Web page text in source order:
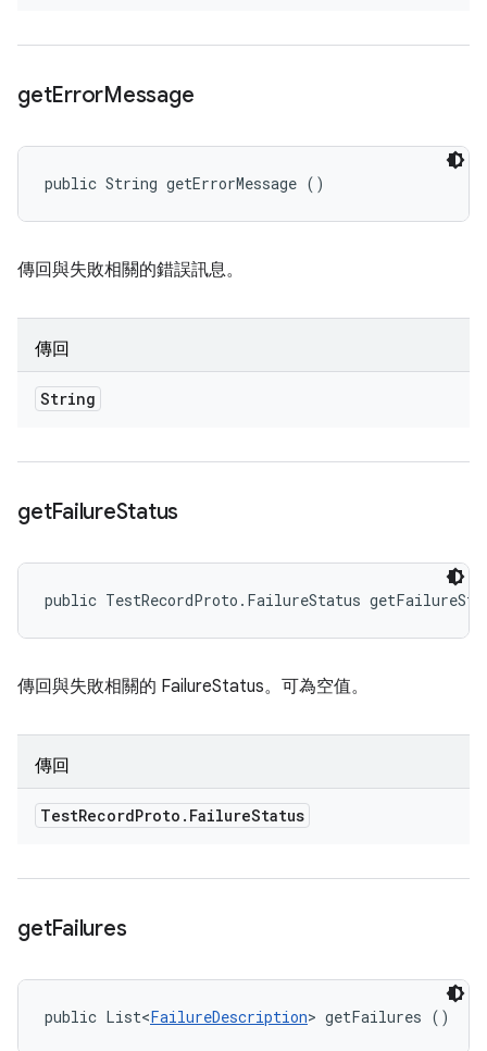
getErrorMessage
public String getErrorMessage ()
傳回與失敗相關的錯誤訊息。
傳回
String
getFailureStatus
public TestRecordProto.FailureStatus
傳回與失敗相關的 FailureStatus。可為空值。
傳回
TestRecordProto . FailureStatus
getFailures
public List<FailureDescription> getFailures ()